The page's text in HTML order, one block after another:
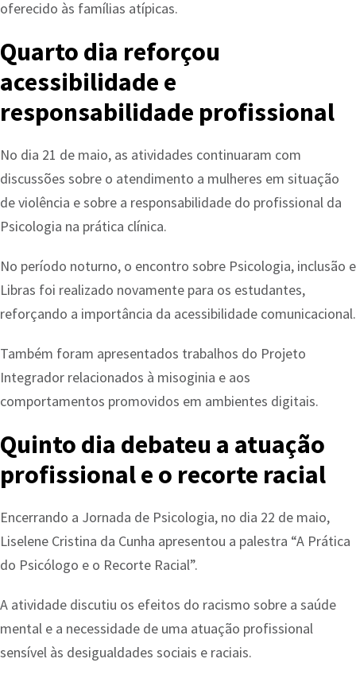
oferecido às famílias atípicas.
Quarto dia reforçou
acessibilidade e
responsabilidade profissional
No dia 21 de maio, as atividades continuaram com
discussões sobre o atendimento a mulheres em situação
de violência e sobre a responsabilidade do profissional da
Psicologia na prática clínica.
No período noturno, o encontro sobre Psicologia, inclusão e
Libras foi realizado novamente para os estudantes,
reforçando a importância da acessibilidade comunicacional.
Também foram apresentados trabalhos do Projeto
Integrador relacionados à misoginia e aos
comportamentos promovidos em ambientes digitais.
Quinto dia debateu a atuação
profissional e o recorte racial
Encerrando a Jornada de Psicologia, no dia 22 de maio,
Liselene Cristina da Cunha apresentou a palestra “A Prática
do Psicólogo e o Recorte Racial”.
A atividade discutiu os efeitos do racismo sobre a saúde
mental e a necessidade de uma atuação profissional
sensível às desigualdades sociais e raciais.